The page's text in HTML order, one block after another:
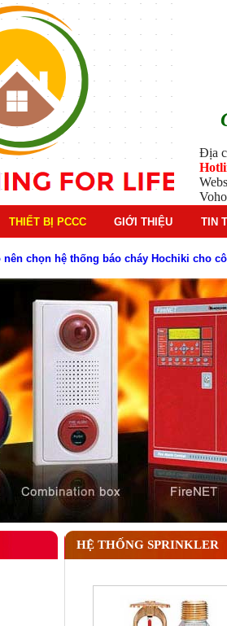
Địa
THIẾT BỊ PCCC GIỚI THIỆU TIN
nên chọn hệ thống báo cháy Hochiki cho
và nguyên lý hoạt động của báo cháy
chi tiết về hệ thống báo cháy Horing
thang dây thoát hiểm phổ biến trên thị
dây thoát hiểm có tác dụng gì trong tình
tạo đầu phun chữa cháy trong hệ thống
sét là gì? Cấu tạo, nguyên lý hoạt động
chữa cháy là gì và nguyên lý hoạt động
chữa cháy là gì ? Tìm hiểu chi tiết từ A-
HỆ THỐNG SPRINKLER